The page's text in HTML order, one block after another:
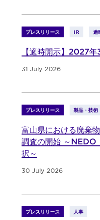
プレスリリース IR 適
【適時開示】2027
31 July 2026
プレスリリース 製品・技術
富山県における廃棄
調査の開始 ～NEDO
択～
30 July 2026
プレスリリース 人事